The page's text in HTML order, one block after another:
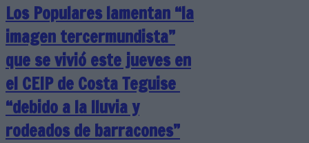
Los Populares lamentan “la
imagen tercermundista”
que se vivió este jueves en
el CEIP de Costa Teguise
“debido a la lluvia y
rodeados de barracones”